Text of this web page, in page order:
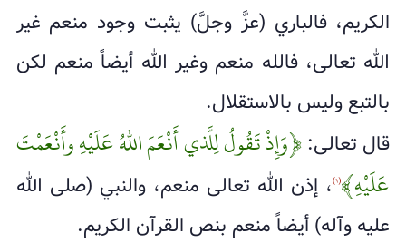
الكريم، فالباري (عزَّ وجلَّ) يثبت وجود منعم غير
الله تعالى، فالله منعم وغير الله أيضاً منعم لكن
بالتبع وليس بالاستقلال.
قال تعالى:﴿وَإِذْ تَقُولُ لِلَّذي أَنْعَمَ اللهُ عَلَيْهِ وأَنْعَمْتَ
عَلَيْهِ﴾(١) ، إذن الله تعالى منعم، والنبي (صلى الله
عليه وآله) أيضاً منعم بنص القرآن الكريم.